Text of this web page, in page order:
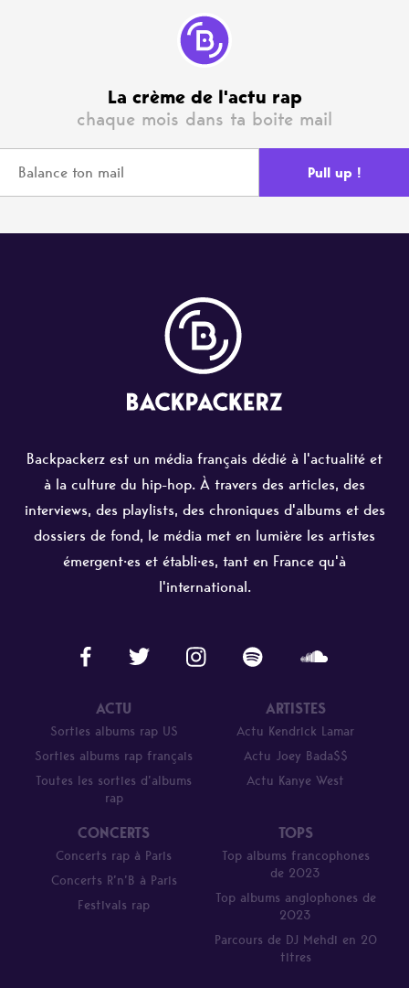
La crème de l'actu rap
chaque mois dans ta boite mail
Backpackerz est un média français dédié à l'actualité et
à la culture du hip-hop. À travers des articles, des
interviews, des playlists, des chroniques d'albums et des
dossiers de fond, le média met en lumière les artistes
émergent·es et établi·es, tant en France qu'à
l'international.
ACTU
Sorties albums rap US
Sorties albums rap français
Toutes les sorties d’albums
rap
ARTISTES
Actu Kendrick Lamar
Actu Joey Bada$$
Actu Kanye West
CONCERTS
Concerts rap à Paris
Concerts R’n’B à Paris
Festivals rap
TOPS
Top albums francophones
de 2023
Top albums anglophones de
2023
Parcours de DJ Mehdi en 20
titres